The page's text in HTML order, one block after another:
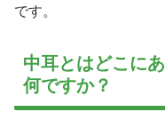
です。
中耳とはどこに
何ですか？